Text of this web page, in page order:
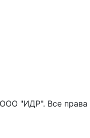
"ИДР". Все права